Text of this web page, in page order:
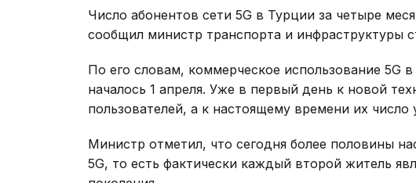
Число абонентов сети 5G в Турции за четыре
сообщил министр транспорта и инфраструктуры
По его словам, коммерческое использование 5G
началось 1 апреля. Уже в первый день к новой
пользователей, а к настоящему времени их число
Министр отметил, что сегодня более половины
5G, то есть фактически каждый второй житель